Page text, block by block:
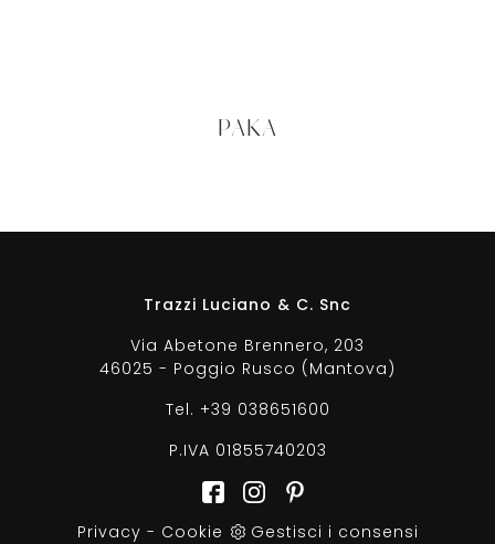
PAKA
Trazzi Luciano & C. Snc
Via Abetone Brennero, 203
46025 - Poggio Rusco (Mantova)
Tel. +39 038651600
P.IVA 01855740203
Privacy - Cookie
Gestisci i consensi